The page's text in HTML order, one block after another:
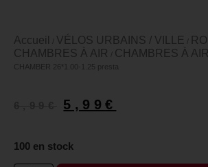
Accueil VÉLOS URBAINS / VILLE
CHAMBRES À AIR
CHAMBRES À AIR
CHAMBER 26*1.00-1.25 presta
5,99€
100 en stock